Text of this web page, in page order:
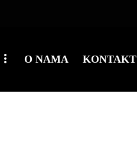
O NAMA KONTAKT